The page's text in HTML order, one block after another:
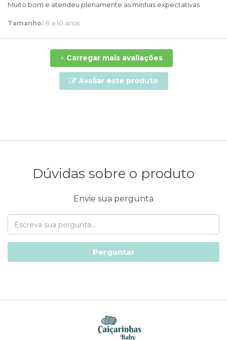
Muito bom e atendeu plenamente as minhas expectativas
Tamanho: 8 a 10 anos
+Carregar mais avaliações
Avaliar este produto
Dúvidas sobre o produto
Envie sua pergunta
Perguntar